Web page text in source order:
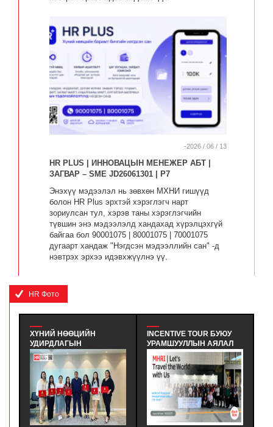
-2026 / 06 / 13
HR PLUS | ИННОВАЦЫН МЕНЕЖЕР АБТ |
ЗАГВАР – SME JD26061301 | P7
Энэхүү мэдээлэл нь зөвхөн МХНИ гишүүд
болон HR Plus эрхтэй хэрэглэгч нарт
зориулсан тул, хэрэв таны хэрэглэгчийн
түвшин энэ мэдээлэлд хандахад хүрэлцэхгүй
байгаа бол 90001075 | 80001075 | 70001075
дугаарт хандаж "Нэгдсэн мэдээллийн сан" -д
нэвтрэх эрхээ идэвхжүүлнэ үү.
HR Фото
ХҮНИЙ НӨӨЦИЙН
УДИРДЛАГЫН
МЭРГЭШҮҮЛЭХ ҮНДСЭН
СУРГАЛТЫН ТӨГСӨЛТ
#380 - ХҮНИЙ НӨӨЦИЙН
УДИРДЛАГЫН
МЭРГЭШҮҮЛЭХ ҮНДСЭН
СУРГАЛТЫН MHRI LEVEL-
B #380 ЭЛСЭЛТИЙН
СУРАЛЦАГЧИД
INCENTIVE TOUR БУЮУ
УРАМШУУЛЛЫН АЯЛАЛ
ГЭЖ ЮУ ВЭ? - INCENTIVE
TOUR ГЭДЭГ НЬ
АЖИЛЧИД, БИЗНЕС
ТҮНШҮҮД ЭСВЭЛ
ҮЙЛЧЛҮҮЛЭГЧДЭД УРАМ
ЗОРИГ ӨГӨХ, ТЭДНИЙ
ГҮЙЦЭТГЭЛИЙГ ҮНЭЛЭХ
ЗОРИЛГООР ЗОХИОН